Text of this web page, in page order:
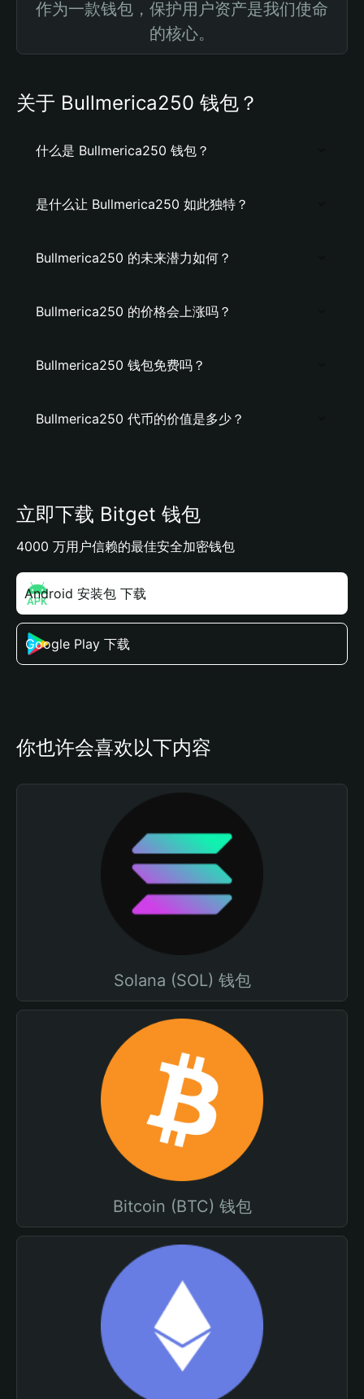
作为一款钱包，保护用户资产是我们使命
的核心。
关于 Bullmerica250 钱包？
什么是 Bullmerica250 钱包？
是什么让 Bullmerica250 如此独特？
Bullmerica250 的未来潜力如何？
Bullmerica250 的价格会上涨吗？
Bullmerica250 钱包免费吗？
Bullmerica250 代币的价值是多少？
立即下载 Bitget 钱包
4000 万用户信赖的最佳安全加密钱包
Android 安装包 下载
Google Play 下载
你也许会喜欢以下内容
Solana (SOL) 钱包
Bitcoin (BTC) 钱包